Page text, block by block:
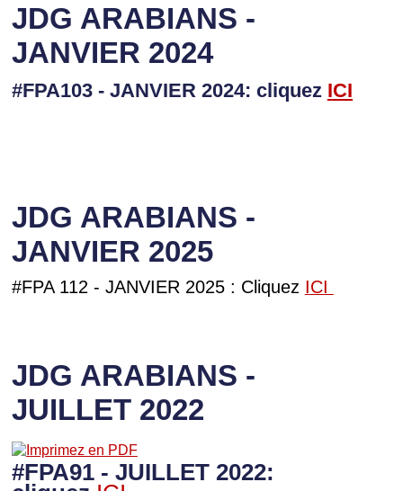
JDG ARABIANS -
JANVIER 2024
#FPA103 - JANVIER 2024: cliquez ICI
JDG ARABIANS -
JANVIER 2025
#FPA 112 - JANVIER 2025 : Cliquez ICI
JDG ARABIANS -
JUILLET 2022
#FPA91 - JUILLET 2022: